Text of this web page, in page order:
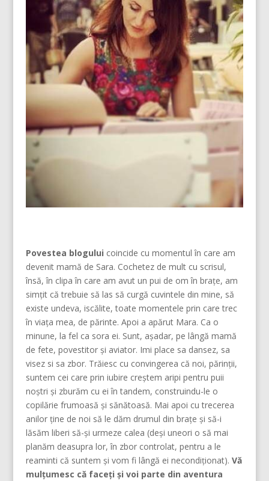
Povestea blogului coincide cu momentul în care am
devenit mamă de Sara. Cochetez de mult cu scrisul,
însă, în clipa în care am avut un pui de om în brațe, am
simțit că trebuie să las să curgă cuvintele din mine, să
existe undeva, iscălite, toate momentele prin care trec
în viața mea, de părinte. Apoi a apărut Mara. Ca o
minune, la fel ca sora ei. Sunt, așadar, pe lângă mamă
de fete, povestitor și aviator. Imi place sa dansez, sa
visez si sa zbor. Trăiesc cu convingerea că noi, părinţii,
suntem cei care prin iubire creştem aripi pentru puii
noştri şi zburăm cu ei în tandem, construindu-le o
copilărie frumoasă şi sănătoasă. Mai apoi cu trecerea
anilor ține de noi să le dăm drumul din braţe și să-i
lăsăm liberi să-și urmeze calea (deşi uneori o să mai
planăm deasupra lor, în zbor controlat, pentru a le
reaminti că suntem şi vom fi lângă ei necondiţionat). Vă
mulțumesc că faceți și voi parte din aventura